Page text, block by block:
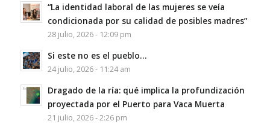
“La identidad laboral de las mujeres se veía
condicionada por su calidad de posibles madres”
28 julio, 2026 - 12:09 pm
Si este no es el pueblo…
24 julio, 2026 - 11:24 am
Dragado de la ría: qué implica la profundización
proyectada por el Puerto para Vaca Muerta
21 julio, 2026 - 2:26 pm